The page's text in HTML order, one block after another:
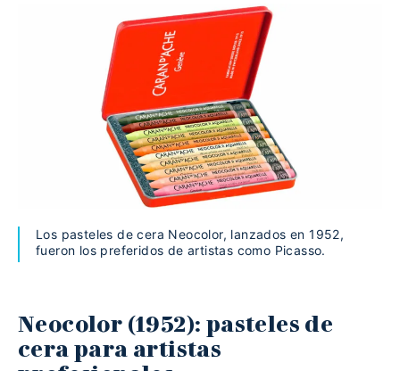
Los pasteles de cera Neocolor, lanzados en 1952,
fueron los preferidos de artistas como Picasso.
Neocolor (1952): pasteles de
cera para artistas